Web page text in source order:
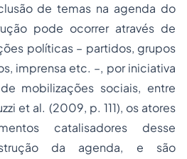
de temas na agenda do
pode ocorrer através de
políticas – partidos, grupos
imprensa etc. –, por iniciativa
mobilizações sociais, entre
et al. (2009, p. 111), os atores
catalisadores desse
da agenda, e são